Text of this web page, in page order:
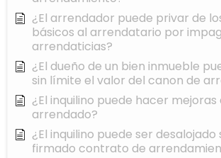
¿El arrendador puede privar de
básicos al arrendatario por
arrendaticias?
¿El dueño de un bien inmueble
sin límite el valor del canon de
¿El inquilino puede hacer mejoras
arrendado?
¿El inquilino puede ser desalojado
firmado contrato de